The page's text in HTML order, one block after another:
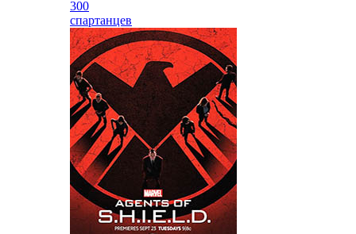
300
спартанцев